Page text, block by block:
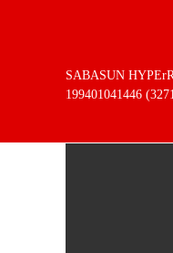
SABASUN
199401041446
Tag: